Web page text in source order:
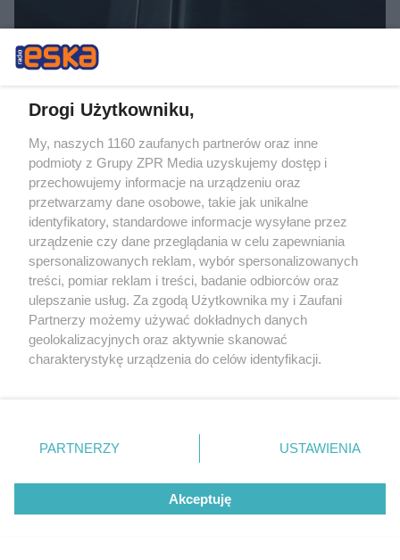
Magazyn narkotyków w
Szczecinie. Służby przejęły
ponad 450 kilogramów
towaru
RUSZ GŁOWĄ
Drogi Użytkowniku,
My, naszych 1160 zaufanych partnerów oraz inne
podmioty z Grupy ZPR Media uzyskujemy dostęp i
przechowujemy informacje na urządzeniu oraz
przetwarzamy dane osobowe, takie jak unikalne
identyfikatory, standardowe informacje wysyłane przez
urządzenie czy dane przeglądania w celu zapewniania
spersonalizowanych reklam, wybór spersonalizowanych
treści, pomiar reklam i treści, badanie odbiorców oraz
ulepszanie usług. Za zgodą Użytkownika my i Zaufani
Partnerzy możemy używać dokładnych danych
geolokalizacyjnych oraz aktywnie skanować
charakterystykę urządzenia do celów identyfikacji.
zmienić/wycofać klikając przycisk ustawień prywatności
znajdujący się w lewym dolnym rogu strony
rodzaje przetwarzania danych nie wymagają zgody
użytkownika, ale masz prawo sprzeciwić się takiemu
przetwarzaniu. Preferencje będą miały zastosowanie tylko
PARTNERZY USTAWIENIA
Akceptuję